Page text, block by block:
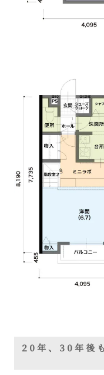
20年、30年後